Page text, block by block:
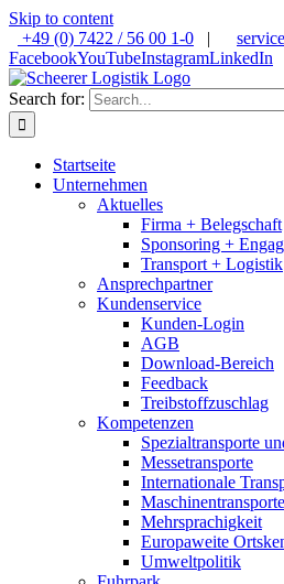
Skip to content
+49 (0) 7422 / 56 00 1-0 |
FacebookYouTubeInstagramLinkedIn
Search for:
Startseite
Unternehmen
Aktuelles
Firma + Belegschaft
Sponsoring +
Transport + Logistik
Ansprechpartner
Kundenservice
Kunden-Login
AGB
Download-Bereich
Feedback
Treibstoffzuschlag
Kompetenzen
Spezialtransporte
Messetransporte
Internationale
Maschinentransporte
Mehrsprachigkeit
Europaweite
Umweltpolitik